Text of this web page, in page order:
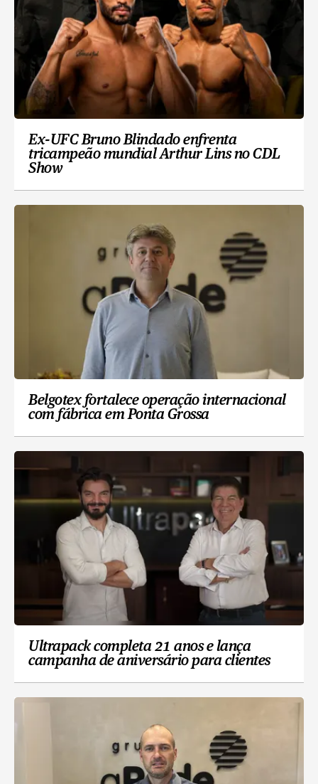
Ex-UFC Bruno Blindado enfrenta
tricampeão mundial Arthur Lins no CDL
Show
Belgotex fortalece operação internacional
com fábrica em Ponta Grossa
Ultrapack completa 21 anos e lança
campanha de aniversário para clientes